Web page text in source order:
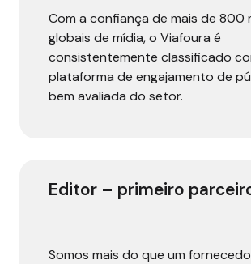
Com a confiança de mais de 800
globais de mídia, o Viafoura é
consistentemente classificado
plataforma de engajamento de
bem avaliada do setor.
Editor – primeiro
Somos mais do que um